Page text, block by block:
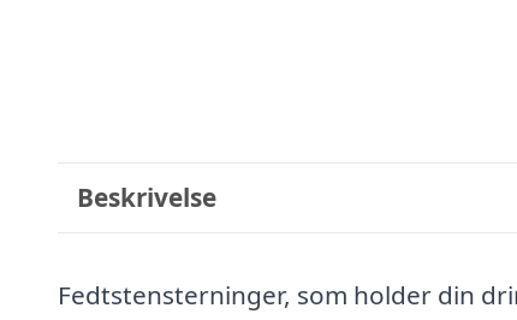
Beskrivelse
Fedtstensterninger, som holder din